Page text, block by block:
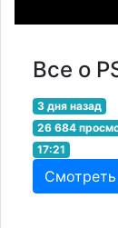
Все о
3 дня назад
26 684
17:21
Смотреть